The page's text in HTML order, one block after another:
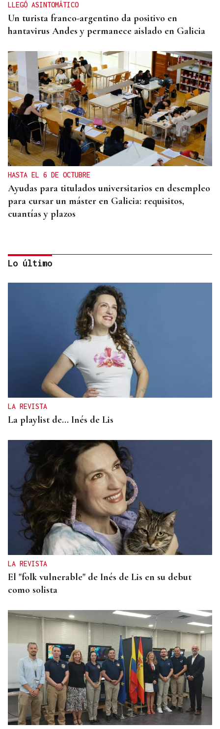
LLEGÓ ASINTOMÁTICO
Un turista franco-argentino da positivo en
hantavirus Andes y permanece aislado en Galicia
HASTA EL 6 DE OCTUBRE
Ayudas para titulados universitarios en desempleo
para cursar un máster en Galicia: requisitos,
cuantías y plazos
CUENTA CON ANTECEDENTES
Despliegue policial en Redondela por un hombre
atrincherado en su vivienda
Lo último
LA REVISTA
La playlist de... Inés de Lis
LA REVISTA
El "folk vulnerable" de Inés de Lis en su debut
como solista